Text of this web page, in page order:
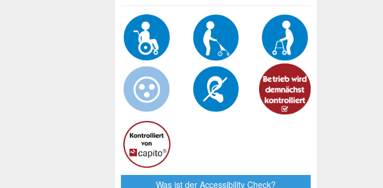
Was ist der Accessibility Check?